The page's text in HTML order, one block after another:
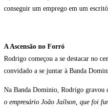
conseguir um emprego em um
A Ascensão no Forró
Rodrigo começou a se destacar no
convidado a se juntar à Banda
Na Banda Dominio, Rodrigo gravou
o empresário João Jaílson, que foi